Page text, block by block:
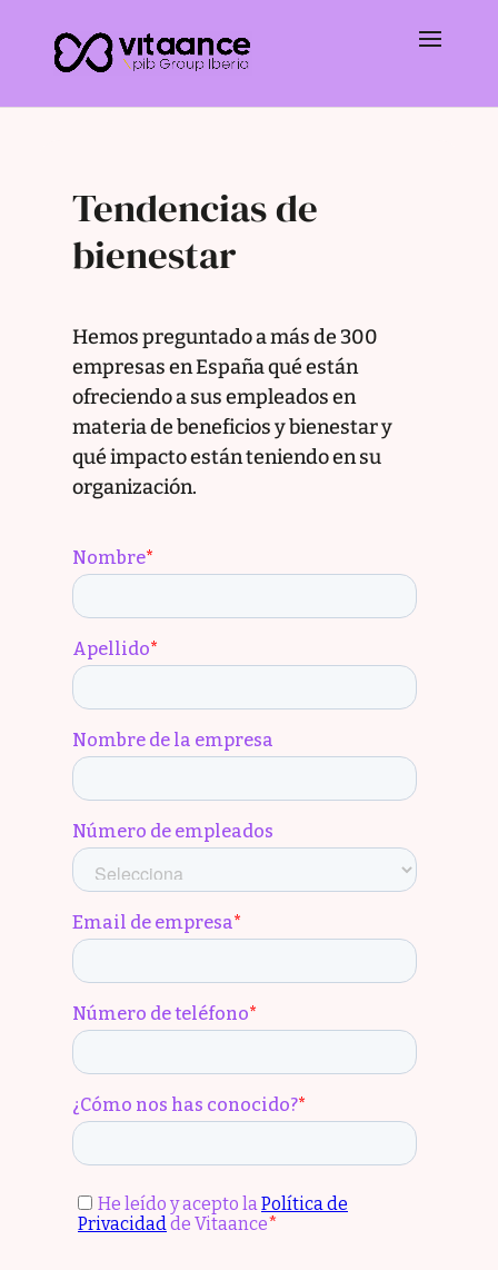
Tendencias de
bienestar
Hemos preguntado a más de 300
empresas en España qué están
ofreciendo a sus empleados en
materia de beneficios y bienestar y
qué impacto están teniendo en su
organización.